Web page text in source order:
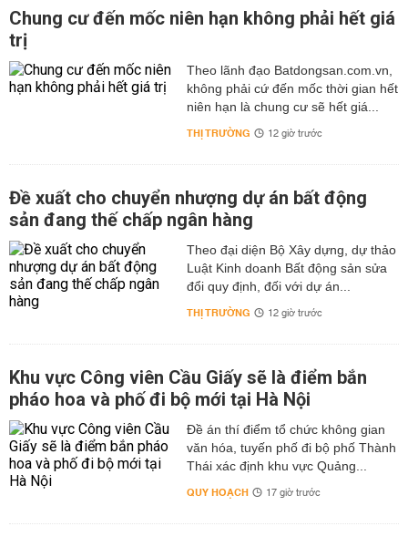
Chung cư đến mốc niên hạn không phải hết giá
trị
Theo lãnh đạo Batdongsan.com.vn,
không phải cứ đến mốc thời gian hết
niên hạn là chung cư sẽ hết giá...
THỊ TRƯỜNG 12 giờ trước
Đề xuất cho chuyển nhượng dự án bất động
sản đang thế chấp ngân hàng
Theo đại diện Bộ Xây dựng, dự thảo
Luật Kinh doanh Bất động sản sửa
đổi quy định, đối với dự án...
THỊ TRƯỜNG 12 giờ trước
Khu vực Công viên Cầu Giấy sẽ là điểm bắn
pháo hoa và phố đi bộ mới tại Hà Nội
Đề án thí điểm tổ chức không gian
văn hóa, tuyến phố đi bộ phố Thành
Thái xác định khu vực Quảng...
QUY HOẠCH 17 giờ trước